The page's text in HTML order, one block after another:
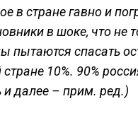
в стране гавно и
в шоке, что не
пытаются спасать
10%. 90%
и далее – прим. ред.)